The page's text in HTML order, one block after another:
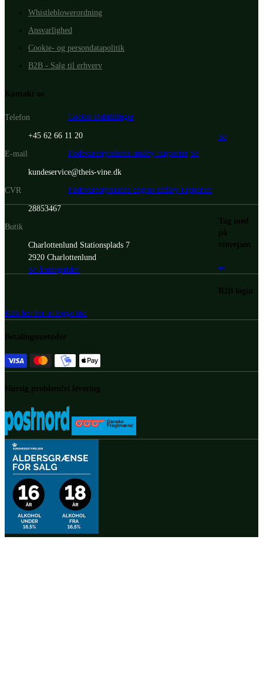
Whistleblowerordning
Ansvarlighed
Cookie- og persondatapolitik
B2B - Salg til erhverv
Kontakt os
Telefon
+45 62 66 11 20
E-mail
kundeservice@theis-vine.dk
CVR
28853467
Butik
Charlottenlund Stationsplads 7
2920 Charlottenlund
Se åbningstider
Cookie indstillinger
Se
Fødevarestyrelsens smiley-rapporter Se
Fødevarestyrelsens engros smiley-rapporter
Tag med
på
vinrejsen
B2B login
Klik her for at logge ind
Betalingsmetoder
Hurtig problemfri levering